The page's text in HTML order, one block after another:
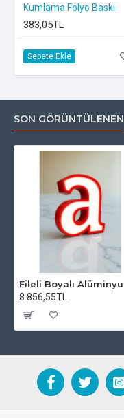
Kumlama Folyo Baskı
383,05TL
Sepete Ekle
SON GÖRÜNTÜLENEN
8.856,55TL